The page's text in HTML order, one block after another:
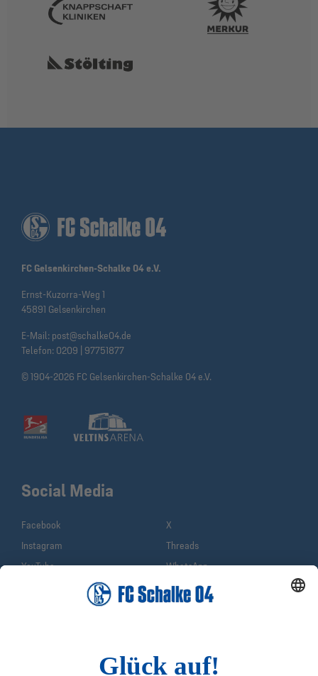
FC Gelsenkirchen-Schalke 04 e.V.
Ernst-Kuzorra-Weg 1
45891 Gelsenkirchen
E-Mail: post@schalke04.de
Telefon: 0209 | 97751877
© 1904-2026 FC Gelsenkirchen-Schalke 04 e.V.
Social Media
Facebook
X
Instagram
Threads
YouTube
WhatsApp
Sina Weibo